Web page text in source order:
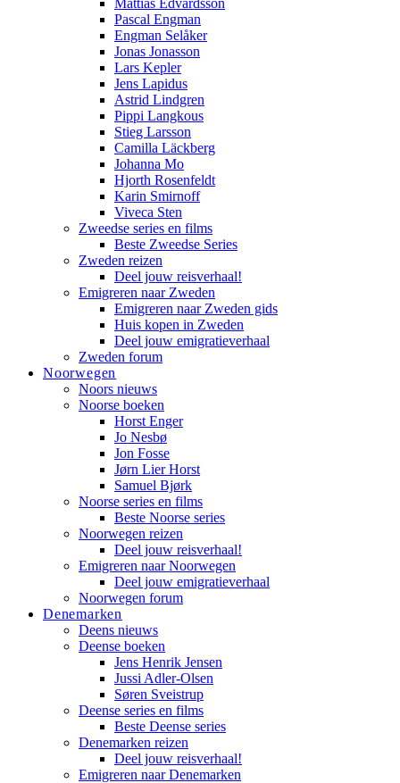
Mattias Edvardsson
Pascal Engman
Engman Selåker
Jonas Jonasson
Lars Kepler
Jens Lapidus
Astrid Lindgren
Pippi Langkous
Stieg Larsson
Camilla Läckberg
Johanna Mo
Hjorth Rosenfeldt
Karin Smirnoff
Viveca Sten
Zweedse series en films
Beste Zweedse Series
Zweden reizen
Deel jouw reisverhaal!
Emigreren naar Zweden
Emigreren naar Zweden gids
Huis kopen in Zweden
Deel jouw emigratieverhaal
Zweden forum
Noorwegen
Noors nieuws
Noorse boeken
Horst Enger
Jo Nesbø
Jon Fosse
Jørn Lier Horst
Samuel Bjørk
Noorse series en films
Beste Noorse series
Noorwegen reizen
Deel jouw reisverhaal!
Emigreren naar Noorwegen
Deel jouw emigratieverhaal
Noorwegen forum
Denemarken
Deens nieuws
Deense boeken
Jens Henrik Jensen
Jussi Adler-Olsen
Søren Sveistrup
Deense series en films
Beste Deense series
Denemarken reizen
Deel jouw reisverhaal!
Emigreren naar Denemarken